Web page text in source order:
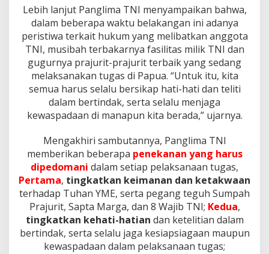
p
d
a
a
n
D
i
m
a
n
p
u
n
B
e
r
d
a
Lebih lanjut Panglima TNI menyampaikan bahwa,
dalam beberapa waktu belakangan ini adanya
peristiwa terkait hukum yang melibatkan anggota
TNI, musibah terbakarnya fasilitas milik TNI dan
gugurnya prajurit-prajurit terbaik yang sedang
melaksanakan tugas di Papua. “Untuk itu, kita
semua harus selalu bersikap hati-hati dan teliti
dalam bertindak, serta selalu menjaga
kewaspadaan di manapun kita berada,” ujarnya.
Mengakhiri sambutannya, Panglima TNI
memberikan beberapa penekanan yang harus
dipedomani dalam setiap pelaksanaan tugas,
Pertama, tingkatkan keimanan dan ketakwaan
terhadap Tuhan YME, serta pegang teguh Sumpah
Prajurit, Sapta Marga, dan 8 Wajib TNI; Kedua,
tingkatkan kehati-hatian dan ketelitian dalam
bertindak, serta selalu jaga kesiapsiagaan maupun
kewaspadaan dalam pelaksanaan tugas;